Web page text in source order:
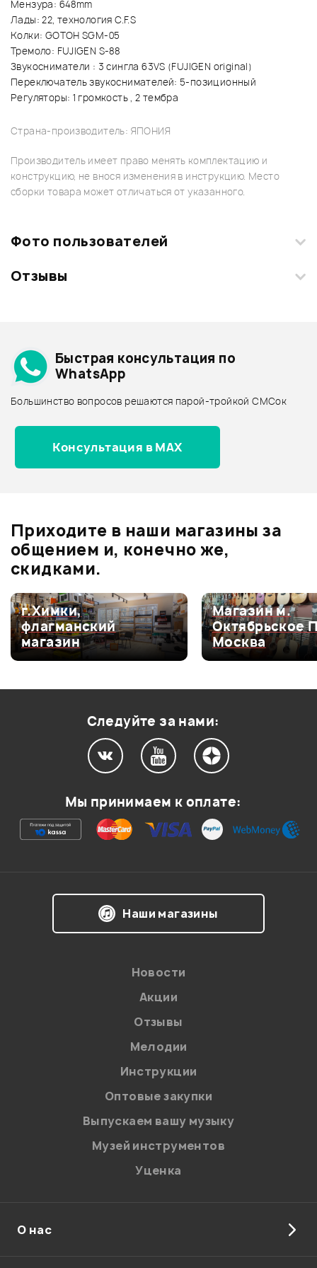
Мензура: 648mm
Лады: 22, технология C.F.S
Колки: GOTOH SGM-05
Тремоло: FUJIGEN S-88
Звукосниматели : 3 сингла 63VS (FUJIGEN original)
Переключатель звукоснимателей: 5-позиционный
Регуляторы: 1 громкость , 2 тембра
Страна-производитель: ЯПОНИЯ
Производитель имеет право менять комплектацию и
конструкцию, не внося изменения в инструкцию. Место
сборки товара может отличаться от указанного.
Фото пользователей
Загрузите свои фотографии купленного товара и получите
Отзывы
0.0
Оценка5
0
Оценка4
0
Оценка3
0
Архив товаров - дешевле
Архив товаров - дороже
Все товары FUJIGEN
Архив товаров - новинки
Ваша оценка:
на обработку персональных данных в
Политикой в отношении обработки
персональных данных.
Введите проверочное число:
Отправить
Быстрая консультация по
WhatsApp
Большинство вопросов решаются парой-тройкой СМСок
Консультация в MAX
Приходите в наши магазины за
общением и, конечно же,
скидками.
г.Химки,
флагманский
магазин
Магазин м.
Октябрьское
Москва
Следуйте за нами:
Мы принимаем к оплате:
Наши магазины
Новости
Акции
Отзывы
Мелодии
Инструкции
Оптовые закупки
Выпускаем вашу музыку
Музей инструментов
Уценка
О нас